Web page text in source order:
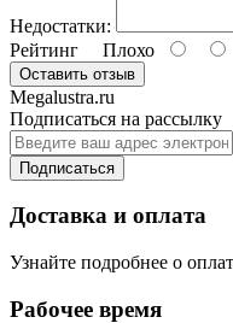
Недостатки:
Рейтинг Плохо
Оставить отзыв
Megalustra.ru
Подписаться на рассылку
Подписаться
Доставка и оплата
Узнайте подробнее о
Рабочее время